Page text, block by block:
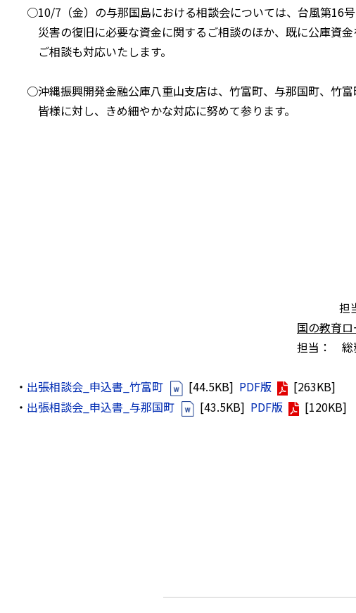
○10/7（金）の与那国島における相談会については、台風第16
災害の復旧に必要な資金に関するご相談のほか、既に公庫資金
ご相談も対応いたします。
○沖縄振興開発金融公庫八重山支店は、竹富町、与那国町、竹
皆様に対し、きめ細やかな対応に努めて参ります。
＜お問い合
〒907-0014 石垣
沖縄振興開発金融公
電話 0980-
FAX 0980-
担当： 業務課長
国の教育
担当： 総務課長
・ 出張相談会_申込書_竹富町 [44.5KB] PDF版
[263KB]
・ 出張相談会_申込書_与那国町 [43.5KB] PDF版 [120KB]